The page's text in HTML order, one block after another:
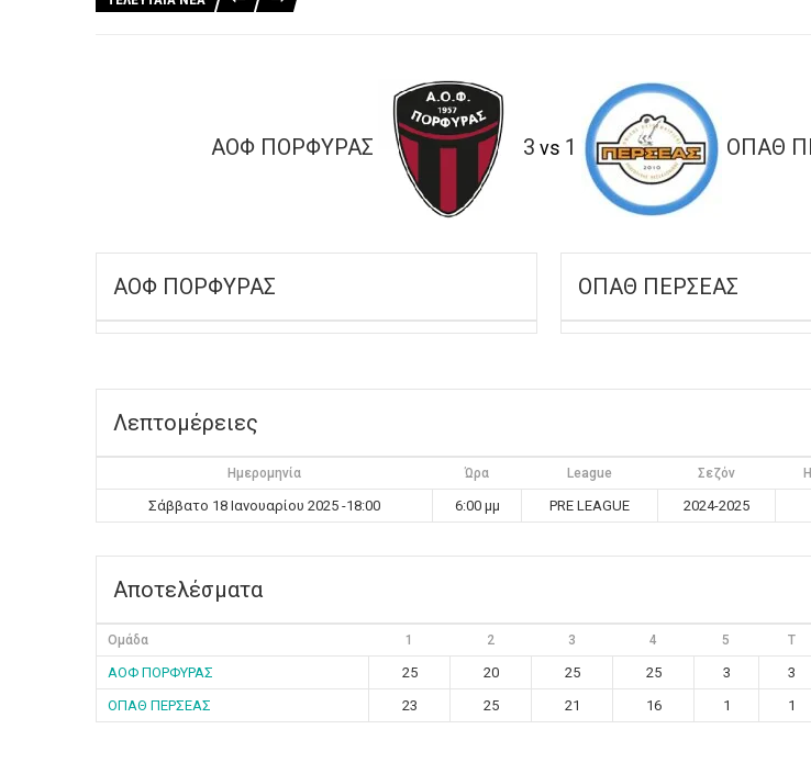
ΑΟΦ ΠΟΡΦΥΡΑΣ 3 vs 1 ΟΠΑΘ
ΑΟΦ ΠΟΡΦΥΡΑΣ ΟΠΑΘ ΠΕΡΣΕΑΣ
Λεπτομέρειες
Ημερομηνία Ώρα League Σεζόν
Σάββατο 18 Ιανουαρίου 2025 -18:00 6:00 μμ PRE LEAGUE 2024-2025
Αποτελέσματα
Ομάδα 1 2 3 4 5 T
ΑΟΦ ΠΟΡΦΥΡΑΣ 25 20 25 25 3 3
ΟΠΑΘ ΠΕΡΣΕΑΣ
23 25 21 16 1 1